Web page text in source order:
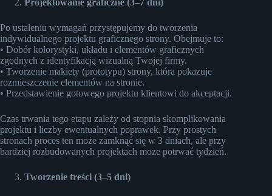
Po ustaleniu wymagań przystępujemy do tworzenia
indywidualnego projektu graficznego strony. Obejmuje to:
• Dobór kolorystyki, układu i elementów graficznych
zgodnych z identyfikacją wizualną Twojej firmy.
• Tworzenie makiety (prototypu) strony, która pokazuje
rozmieszczenie elementów na stronie.
• Przedstawienie gotowego projektu klientowi do akceptacji.
Czas trwania tego etapu zależy od stopnia skomplikowania
projektu i liczby ewentualnych poprawek. Przy prostych
stronach proces ten może zamknąć się w 3 dniach, ale przy
bardziej rozbudowanych projektach może potrwać tydzień.
Tworzenie treści (3–5 dni)